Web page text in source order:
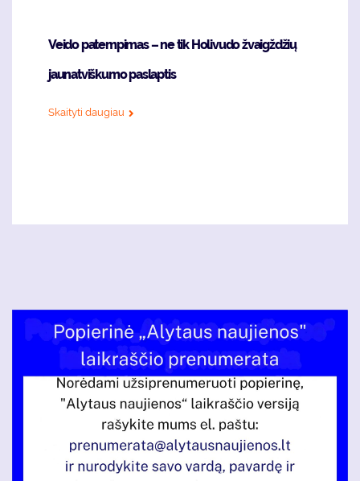
Veido patempimas – ne tik Holivudo žvaigždžių
jaunatviškumo paslaptis
Skaityti daugiau